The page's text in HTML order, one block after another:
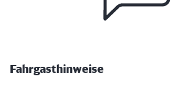
Fahrgasthinweise